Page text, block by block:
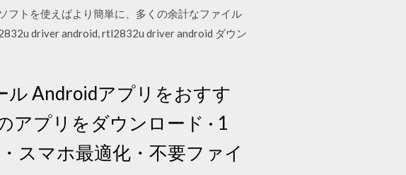
フトを使えばより簡単に、多くの余計なファイル
driver android, rtl2832u driver android ダウン
ル Androidアプリをおすす
アプリをダウンロード · 1
スマホ最適化・不要ファイ